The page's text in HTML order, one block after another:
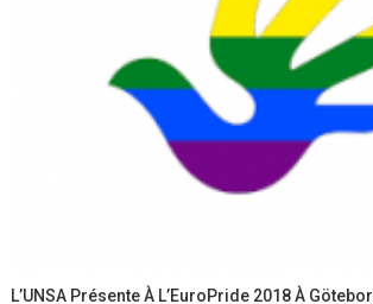
L’UNSA Présente À L’EuroPride 2018 À